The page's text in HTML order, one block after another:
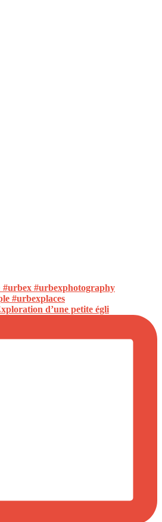
d’une petite égli